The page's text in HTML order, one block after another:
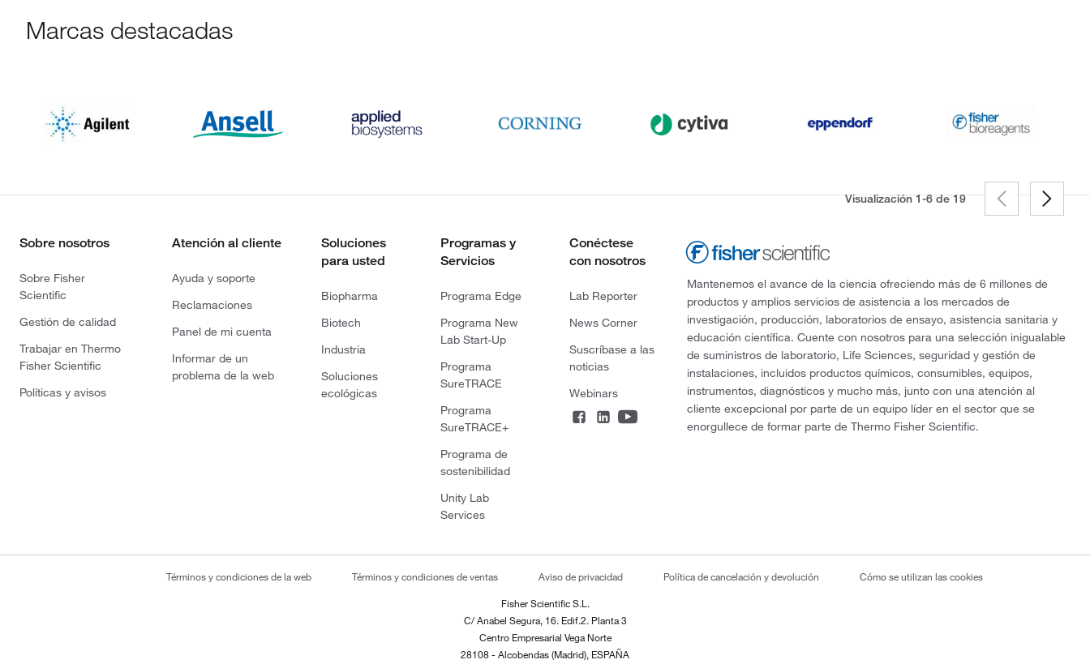
Marcas destacadas
Visualización 1-6 de19
Sobre nosotros
Sobre Fisher
Scientific
Gestión de calidad
Trabajar en Thermo
Fisher Scientific
Políticas y avisos
Atención al cliente
Ayuda y soporte
Reclamaciones
Panel de mi cuenta
Informar de un
problema de la web
Soluciones
para usted
Biopharma
Biotech
Industria
Soluciones
ecológicas
Programas y
Servicios
Programa Edge
Programa New
Lab Start-Up
Programa
SureTRACE
Programa
SureTRACE+
Programa de
sostenibilidad
Unity Lab
Services
Conéctese
con nosotros
Lab Reporter
News Corner
Suscríbase a las
noticias
Webinars
Mantenemos el avance de la ciencia ofreciendo más de 6 millones de
productos y amplios servicios de asistencia a los mercados de
investigación, producción, laboratorios de ensayo, asistencia sanitaria y
educación científica. Cuente con nosotros para una selección inigualable
de suministros de laboratorio, Life Sciences, seguridad y gestión de
instalaciones, incluidos productos químicos, consumibles, equipos,
instrumentos, diagnósticos y mucho más, junto con una atención al
cliente excepcional por parte de un equipo líder en el sector que se
enorgullece de formar parte de Thermo Fisher Scientific.
Términos y condiciones de la web Términos y condiciones de ventas Aviso de privacidad Política de cancelación y devolución Cómo se utilizan las cookies
Fisher Scientific S.L.
C/ Anabel Segura, 16. Edif.2. Planta 3
Centro Empresarial Vega Norte
28108 - Alcobendas (Madrid), ESPAÑA